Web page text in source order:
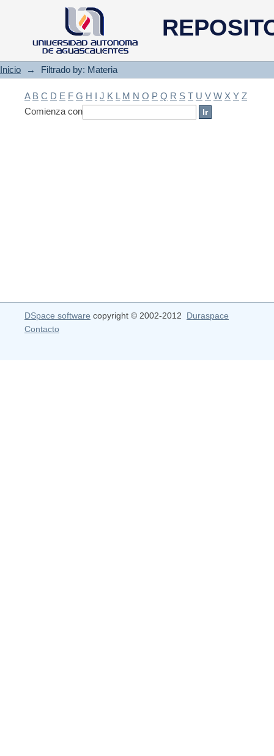
Filtrado by: Materia
Inicio → Filtrado by: Materia
A B C D E F G H I J K L M N O P Q R S T U V W X Y Z
Comienza con
DSpace software copyright © 2002-2012 Duraspace
Contacto